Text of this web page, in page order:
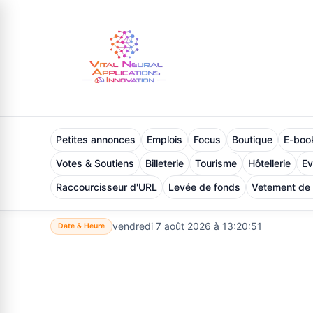
Petites annonces Emplois Focus Boutique E-
Votes & Soutiens
Billeterie Tourisme Hôtellerie
Raccourcisseur d'URL
Levée de fonds Vetement de
Date & Heure vendredi 7 août 2026 à 13:20:52